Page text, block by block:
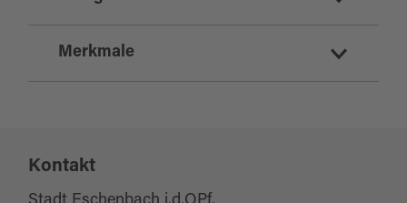
Kinderspielplätze
Sport und Freizeit
Merkmale
für Schulklassen
für Kinder (3-6 Jahre)
Kontakt